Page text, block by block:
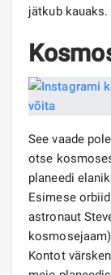
jätkub kauaks.
See vaade
otse
planeedi
Esimese
astronaut
Kontot